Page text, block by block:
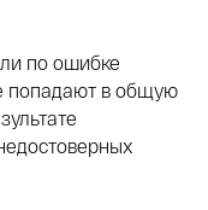
по ошибке
попадают в общую